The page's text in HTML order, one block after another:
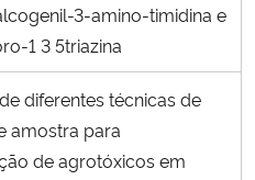
3-amino-timidina e
1 3 5triazina
diferentes técnicas de
amostra para
de agrotóxicos em